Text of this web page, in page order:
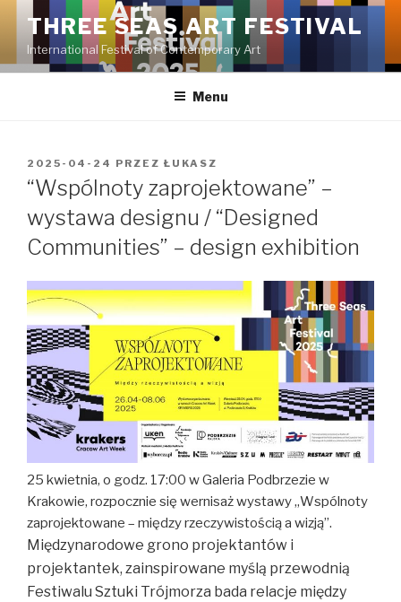
treści
THREE SEAS ART FESTIVAL
International Festival of Contemporary Art
Menu
OPUBLIKOWANE
W
2025-04-24 PRZEZ ŁUKASZ
“Wspólnoty zaprojektowane” –
wystawa designu / “Designed
Communities” – design exhibition
25 kwietnia, o godz. 17:00 wGaleria Podbrzezie w
Krakowie, rozpocznie się wernisaż wystawy „Wspólnoty
zaprojektowane – między rzeczywistością a wizją”.
Międzynarodowe grono projektantów i
projektantek, zainspirowane myślą przewodnią
Festiwalu Sztuki Trójmorza bada relacje między